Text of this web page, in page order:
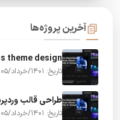
آخرین پروژه‌ها
theme design
تاریخ: 1401/خرداد/05
طراحی قالب
تاریخ: 1401/خرداد/05